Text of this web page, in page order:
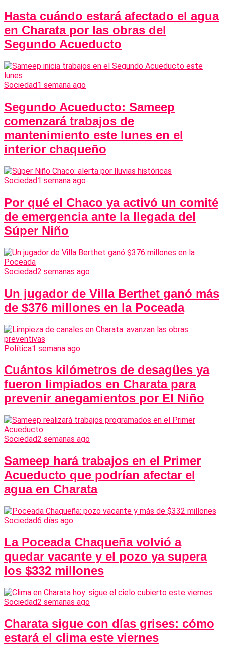
Hasta cuándo estará afectado el agua
en Charata por las obras del
Segundo Acueducto
Sociedad1 semana ago
Segundo Acueducto: Sameep
comenzará trabajos de
mantenimiento este lunes en el
interior chaqueño
Sociedad1 semana ago
Por qué el Chaco ya activó un comité
de emergencia ante la llegada del
Súper Niño
Sociedad2 semanas ago
Un jugador de Villa Berthet ganó más
de $376 millones en la Poceada
Política1 semana ago
Cuántos kilómetros de desagües ya
fueron limpiados en Charata para
prevenir anegamientos por El Niño
Sociedad2 semanas ago
Sameep hará trabajos en el Primer
Acueducto que podrían afectar el
agua en Charata
Sociedad6 días ago
La Poceada Chaqueña volvió a
quedar vacante y el pozo ya supera
los $332 millones
Sociedad2 semanas ago
Charata sigue con días grises: cómo
estará el clima este viernes